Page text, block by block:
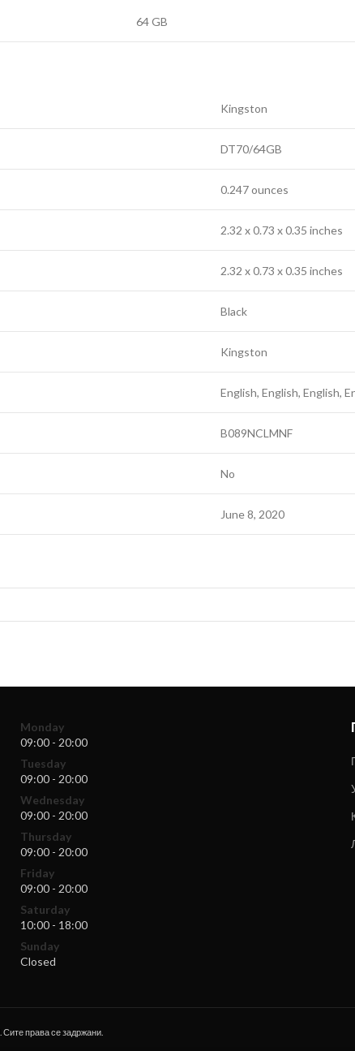
64 GB
‎Kingston
‎DT70/64GB
‎0.247 ounces
‎2.32 x 0.73 x 0.35 inches
‎2.32 x 0.73 x 0.35 inches
‎Black
‎Kingston
‎English, English, English,
‎B089NCLMNF
‎No
‎June 8, 2020
Monday
09:00 - 20:00
Tuesday
09:00 - 20:00
Wednesday
09:00 - 20:00
Thursday
09:00 - 20:00
Friday
09:00 - 20:00
Saturday
10:00 - 18:00
Sunday
Closed
. Сите права се задржани.